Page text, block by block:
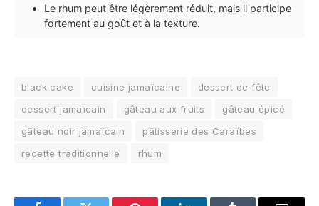
Le rhum peut être légèrement réduit, mais il participe
fortement au goût et à la texture.
black cake cuisine jamaïcaine
dessert de fête
dessert jamaïcain
gâteau aux fruits
gâteau épicé
gâteau noir jamaïcain
pâtisserie des Caraïbes
recette traditionnelle
rhum